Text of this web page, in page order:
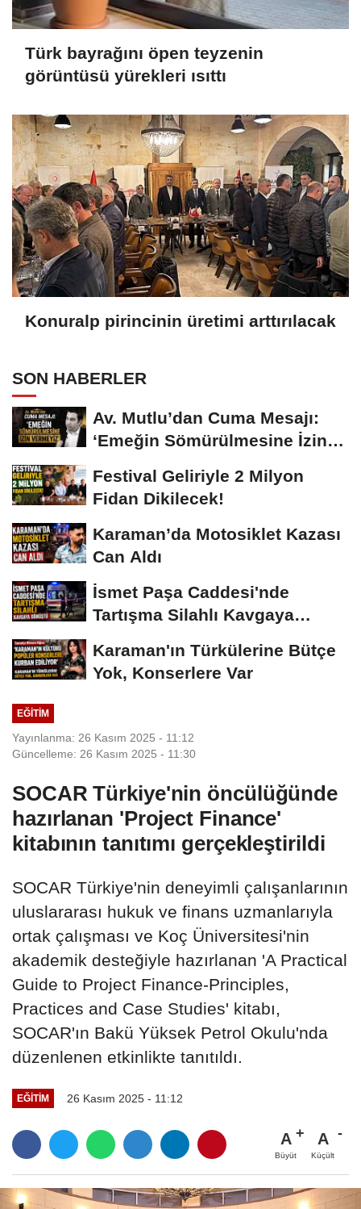
Türk bayrağını öpen teyzenin
görüntüsü yürekleri ısıttı
Konuralp pirincinin üretimi arttırılacak
SON HABERLER
Av. Mutlu’dan Cuma Mesajı:
‘Emeğin Sömürülmesine İzin
Festival Geliriyle 2 Milyon
Fidan Dikilecek!
Karaman’da Motosiklet Kazası
Can Aldı
İsmet Paşa Caddesi'nde
Tartışma Silahlı Kavgaya
Karaman'ın Türkülerine Bütçe
Yok, Konserlere Var
EĞITIM
Yayınlanma: 26 Kasım 2025 - 11:12
Güncelleme: 26 Kasım 2025 - 11:30
SOCAR Türkiye'nin öncülüğünde
hazırlanan 'Project Finance'
kitabının tanıtımı gerçekleştirildi
SOCAR Türkiye'nin deneyimli çalışanlarının
uluslararası hukuk ve finans uzmanlarıyla
ortak çalışması ve Koç Üniversitesi'nin
akademik desteğiyle hazırlanan 'A Practical
Guide to Project Finance-Principles,
Practices and Case Studies' kitabı,
SOCAR'ın Bakü Yüksek Petrol Okulu'nda
düzenlenen etkinlikte tanıtıldı.
EĞITIM 26 Kasım 2025 - 11:12
A
Büyüt
A
Küçült